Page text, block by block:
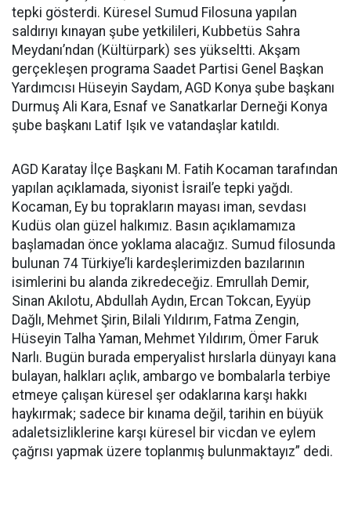
tepki gösterdi. Küresel Sumud Filosuna yapılan
saldırıyı kınayan şube yetkilileri, Kubbetüs Sahra
Meydanı’ndan (Kültürpark) ses yükseltti. Akşam
gerçekleşen programa Saadet Partisi Genel Başkan
Yardımcısı Hüseyin Saydam, AGD Konya şube başkanı
Durmuş Ali Kara, Esnaf ve Sanatkarlar Derneği Konya
şube başkanı Latif Işık ve vatandaşlar katıldı.
AGD Karatay İlçe Başkanı M. Fatih Kocaman tarafından
yapılan açıklamada, siyonist İsrail’e tepki yağdı.
Kocaman, Ey bu toprakların mayası iman, sevdası
Kudüs olan güzel halkımız. Basın açıklamamıza
başlamadan önce yoklama alacağız. Sumud filosunda
bulunan 74 Türkiye’li kardeşlerimizden bazılarının
isimlerini bu alanda zikredeceğiz. Emrullah Demir,
Sinan Akılotu, Abdullah Aydın, Ercan Tokcan, Eyyüp
Dağlı, Mehmet Şirin, Bilali Yıldırım, Fatma Zengin,
Hüseyin Talha Yaman, Mehmet Yıldırım, Ömer Faruk
Narlı. Bugün burada emperyalist hırslarla dünyayı kana
bulayan, halkları açlık, ambargo ve bombalarla terbiye
etmeye çalışan küresel şer odaklarına karşı hakkı
haykırmak; sadece bir kınama değil, tarihin en büyük
adaletsizliklerine karşı küresel bir vicdan ve eylem
çağrısı yapmak üzere toplanmış bulunmaktayız” dedi.